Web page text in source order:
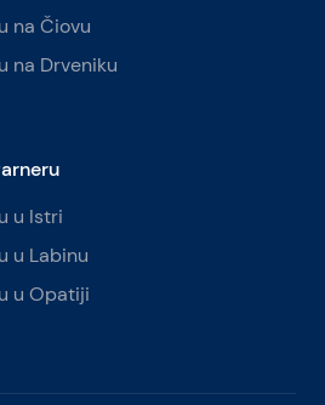
na Čiovu
na Drveniku
u Istri
u Labinu
u Opatiji